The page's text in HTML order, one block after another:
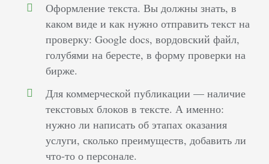
Оформление текста. Вы должны знать, в
каком виде и как нужно отправить текст на
проверку: Google docs, вордовский файл,
голубями на бересте, в форму проверки на
бирже.
Для коммерческой публикации — наличие
текстовых блоков в тексте. А именно:
нужно ли написать об этапах оказания
услуги, сколько преимуществ, добавить ли
что-то о персонале.